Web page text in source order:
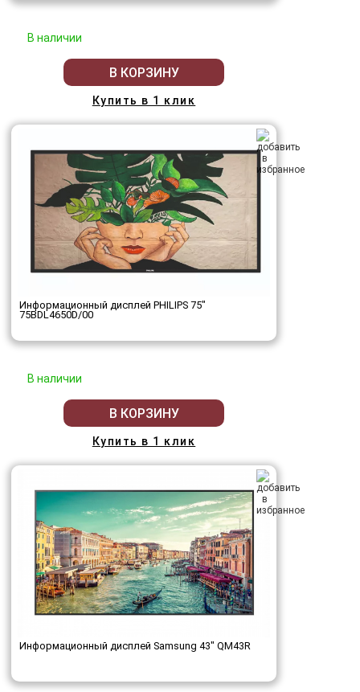
В наличии
В КОРЗИНУ
Купить в 1 клик
Информационный дисплей PHILIPS 75"
75BDL4650D/00
В наличии
В КОРЗИНУ
Купить в 1 клик
Информационный дисплей Samsung 43" QM43R